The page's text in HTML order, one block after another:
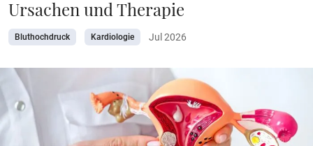
Ursachen und Therapie
Bluthochdruck Kardiologie Jul 2026